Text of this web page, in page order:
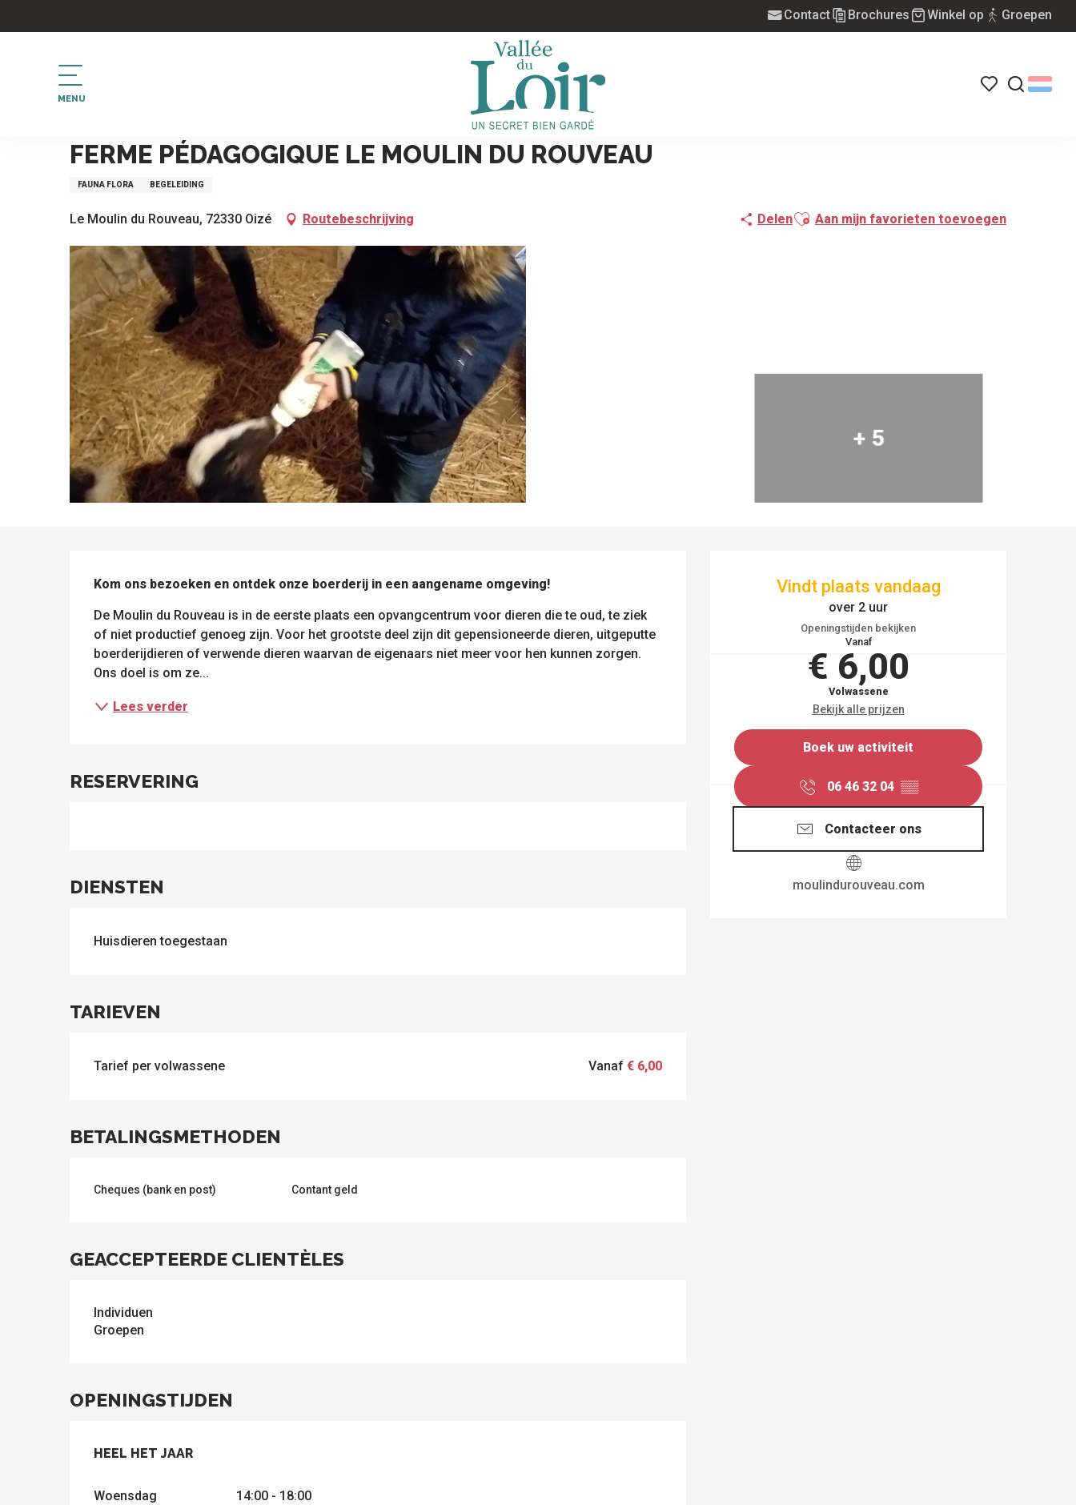
au
Contact Brochures Winkel op Groepen
MENU
activiteiten
Home
FERME PÉDAGOGIQUE LE MOULIN DU ROUVEAU
FAUNA FLORA BEGELEIDING
Le Moulin du Rouveau, 72330 Oizé Routebeschrijving DelenAjouter aux favoris
Aan mijn favorieten toevoegen
+ 5
OPENINGSTIJDEN
Vindt plaats vandaag
over 2 uur
Openingstijden bekijken
Vanaf
€ 6,00
Volwassene
Bekijk alle prijzen
Boek uw activiteit
06 46 32 04 ▒▒
Contacteer ons
moulindurouveau.com
BESCHRIJVING
Kom ons bezoeken en ontdek onze boerderij in een aangename omgeving!
De Moulin du Rouveau is in de eerste plaats een opvangcentrum voor dieren die te oud, te ziek
of niet productief genoeg zijn. Voor het grootste deel zijn dit gepensioneerde dieren, uitgeputte
boerderijdieren of verwende dieren waarvan de eigenaars niet meer voor hen kunnen zorgen.
Ons doel is om ze...
Lees verder
RESERVERING
DIENSTEN
Huisdieren toegestaan
TARIEVEN
Tarief per volwassene Vanaf€ 6,00
BETALINGSMETHODEN
Cheques (bank en post) Contant geld
GEACCEPTEERDE CLIENTÈLES
Individuen
Groepen
OPENINGSTIJDEN
HEEL HET JAAR
HEEL HET JAAR
Woensdag 14:00 - 18:00